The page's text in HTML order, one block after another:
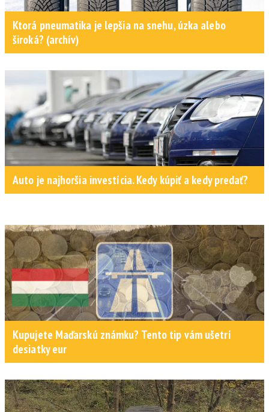
Ktorá pneumatika je lepšia na snehu, úzka alebo
široká? (archív)
Auto je najhoršia investícia. Kedy kúpiť a kedy predať?
Kupujete Maďarskú známku? Tento tip vám ušetrí
desiatky eur